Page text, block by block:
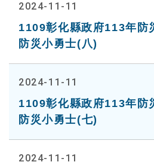
2024-11-11
1109彰化縣政府113年防
防災小勇士(八)
2024-11-11
1109彰化縣政府113年防
防災小勇士(七)
2024-11-11